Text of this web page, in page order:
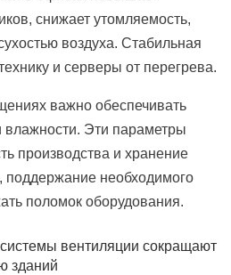
снижает утомляемость,
воздуха. Стабильная
и серверы от перегрева.
важно обеспечивать
влажности. Эти параметры
производства и хранение
поддержание необходимого
поломок оборудования.
вентиляции сокращают
зданий